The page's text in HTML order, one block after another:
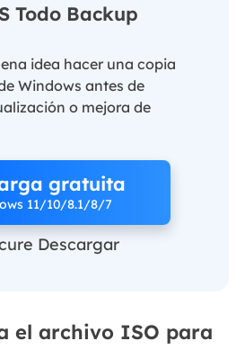
Todo Backup
idea hacer una copia
Windows antes de
o mejora de
gratuita
11/10/8.1/8/7
Descargar
el archivo ISO para